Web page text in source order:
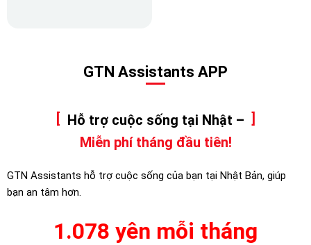
GTN Assistants APP
Hỗ trợ cuộc sống tại Nhật –
Miễn phí tháng đầu tiên!
GTN Assistants hỗ trợ cuộc sống của bạn tại Nhật Bản, giúp
bạn an tâm hơn.
1.078 yên mỗi tháng